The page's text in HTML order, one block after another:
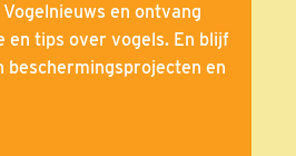
en ontvang
en tips over vogels. En blijf
beschermingsprojecten en